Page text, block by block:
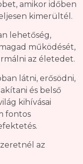
amikor időben
kimerültél.
lehetőség,
működését,
az életedet.
látni, erősödni,
és belső
kihívásai
fontos
az